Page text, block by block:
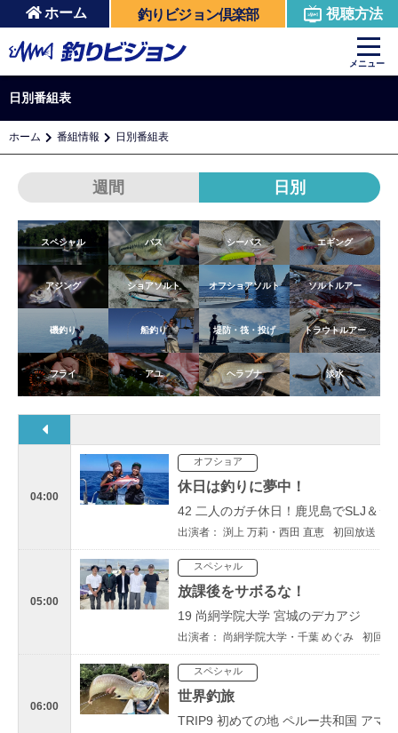
ホーム 釣りビジョン倶楽部 視聴方法
メニュー
日別番組表
ホーム 番組情報 日別番組表
週間 日別
スペシャル バス シーバス エギング
アジング ショアソルト オフショアソルト ソルトルアー
磯釣り 船釣り 堤防・筏・投げ トラウトルアー
フライ アユ ヘラブナ 淡水
04:00
オフショア
休日は釣りに夢中！
42 二人のガチ休日！鹿児島でSLJ＆ジ
出演者： 渕上 万莉・西田 直恵 初回放送：
05:00
スペシャル
放課後をサボるな！
19 尚絅学院大学 宮城のデカアジ
出演者： 尚絅学院大学・千葉 めぐみ 初回放
06:00
スペシャル
世界釣旅
TRIP9 初めての地 ペルー共和国 アマ